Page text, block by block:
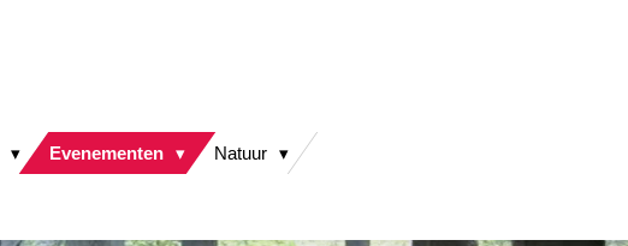
Evenementen Natuur